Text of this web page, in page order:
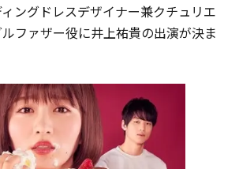
ングドレスデザイナー兼クチュリエ
ファザー役に井上祐貴の出演が決ま